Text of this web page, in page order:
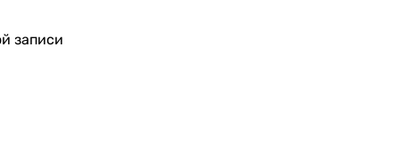
записи